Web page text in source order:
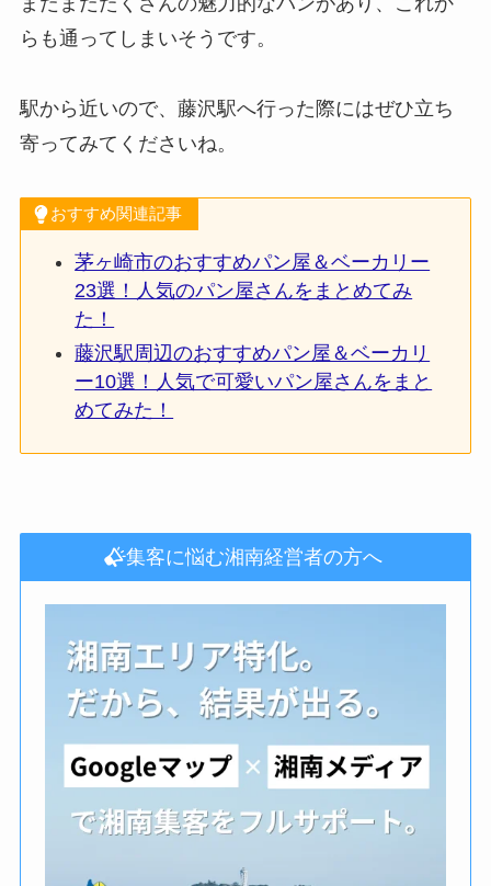
らも通ってしまいそうです。
駅から近いので、藤沢駅へ行った際にはぜひ立ち
寄ってみてくださいね。
おすすめ関連記事
茅ヶ崎市のおすすめパン屋＆ベーカリー
23選！人気のパン屋さんをまとめてみ
た！
藤沢駅周辺のおすすめパン屋＆ベーカリ
ー10選！人気で可愛いパン屋さんをまと
めてみた！
集客に悩む湘南経営者の方へ